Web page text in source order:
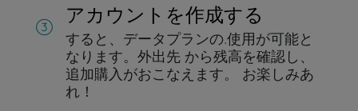
アカウントを作成する
すると、データプランの.使用が可能と
なります。 外出先 から残高を確認し、
追加購入がおこなえます。
お楽しみあ
れ！